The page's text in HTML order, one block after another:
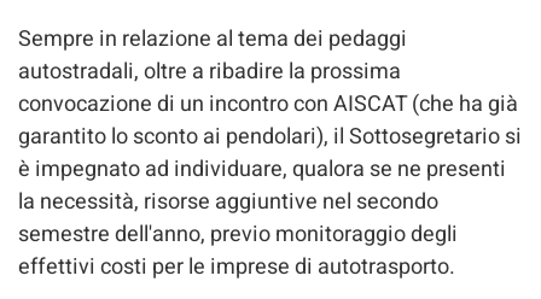
Sempre in relazione al tema dei pedaggi
autostradali, oltre a ribadire la prossima
convocazione di un incontro con AISCAT (che ha già
garantito lo sconto ai pendolari), il Sottosegretario si
è impegnato ad individuare, qualora se ne presenti
la necessità, risorse aggiuntive nel secondo
semestre dell'anno, previo monitoraggio degli
effettivi costi per le imprese di autotrasporto.